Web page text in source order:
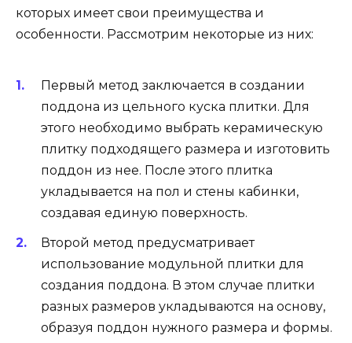
которых имеет свои преимущества и
особенности. Рассмотрим некоторые из них:
Первый метод заключается в создании
поддона из цельного куска плитки. Для
этого необходимо выбрать керамическую
плитку подходящего размера и изготовить
поддон из нее. После этого плитка
укладывается на пол и стены кабинки,
создавая единую поверхность.
Второй метод предусматривает
использование модульной плитки для
создания поддона. В этом случае плитки
разных размеров укладываются на основу,
образуя поддон нужного размера и формы.